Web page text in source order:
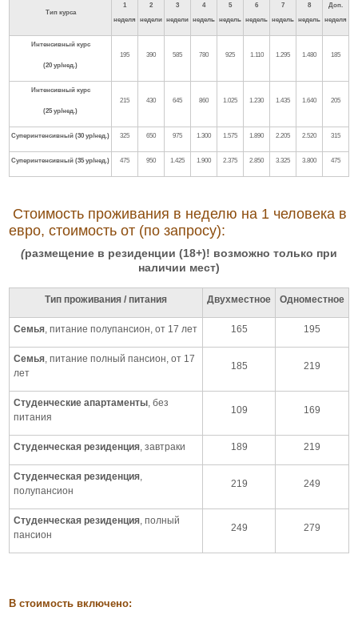
Тип курса
1
неделя
2
недели
3
недели
4
недель
5
недель
6
недель
7
недель
8
недель
Доп.
неделя
Интенсивный курс
(20 ур/нед.)
195 390 585 780 925 1.110 1.295 1.480 185
Интенсивный курс
(25 ур/нед.)
215 430 645 860 1.025 1.230 1.435 1.640 205
Суперинтенсивный (30 ур/нед.) 325 650 975 1.300 1.575 1.890 2.205 2.520 315
Суперинтенсивный (35 ур/нед.) 475 950 1.425 1.900 2.375 2.850 3.325 3.800 475
Стоимость проживания в неделю на 1 человека в
евро, стоимость от (по запросу):
(размещение в резиденции (18+)! возможно только при
наличии мест)
Тип проживания / питания Двухместное Одноместное
Семья , питание полупансион, от 17 лет 165 195
Семья , питание полный пансион, от 17
лет
185 219
Студенческие апартаменты , без
питания
109 169
Студенческая резиденция , завтраки 189 219
Студенческая резиденция
полупансион
219 249
Студенческая резиденция , полный
пансион
249 279
В стоимость включено: